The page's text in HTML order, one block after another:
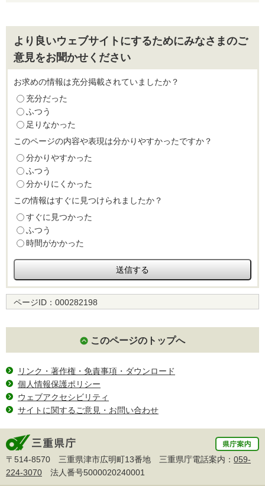
より良いウェブサイトにするためにみなさまのご
意見をお聞かせください
お求めの情報は充分掲載されていましたか？
充分だった
ふつう
足りなかった
このページの内容や表現は分かりやすかったですか？
分かりやすかった
ふつう
分かりにくかった
この情報はすぐに見つけられましたか？
すぐに見つかった
ふつう
時間がかかった
ページID： 000282198
このページのトップへ
リンク・著作権・免責事項・ダウンロード
個人情報保護ポリシー
ウェブアクセシビリティ
サイトに関するご意見・お問い合わせ
〒514-8570 三重県津市広明町13番地 三重県庁電話案内： 059-
224-3070 法人番号5000020240001